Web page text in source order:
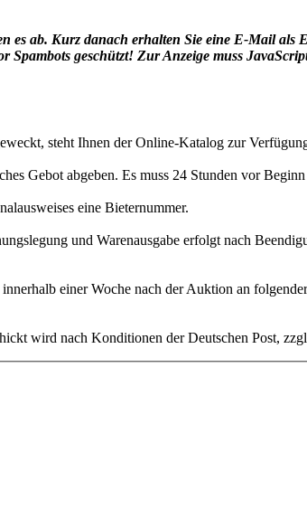
es ab. Kurz danach erhalten Sie eine E-Mail als
Spambots geschützt! Zur Anzeige muss
steht Ihnen der Online-Katalog zur
Gebot abgeben. Es muss 24 Stunden vor
eine Bieternummer.
und Warenausgabe erfolgt nach
einer Woche nach der Auktion an
wird nach Konditionen der Deutschen Post,